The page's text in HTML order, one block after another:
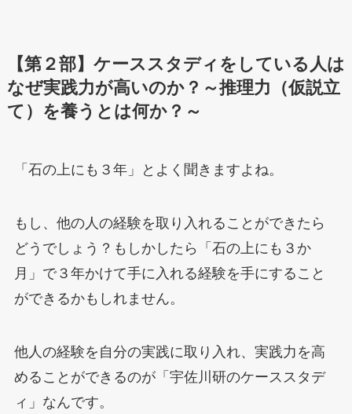
【第２部】ケーススタディをしている人は
なぜ実践力が高いのか？～推理力（仮説立
て）を養うとは何か？～
「石の上にも３年」とよく聞きますよね。
もし、他の人の経験を取り入れることができたら
どうでしょう？もしかしたら「石の上にも３か
月」で３年かけて手に入れる経験を手にすること
ができるかもしれません。
他人の経験を自分の実践に取り入れ、実践力を高
めることができるのが「宇佐川研のケーススタデ
ィ」なんです。